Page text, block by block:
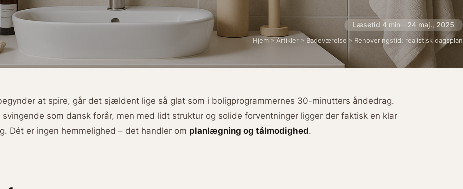
Læsetid 4 min—24 maj., 2025
Hjem »Artikler » Badeværelse » Renoveringstid: realistisk dagsplan
at spire, går det sjældent lige så glat som i boligprogrammernes 30-minutters åndedrag.
svingende som dansk forår, men med lidt struktur og solide forventninger ligger der faktisk en klar
Dét er ingen hemmelighed – det handler om planlægning og tålmodighed.